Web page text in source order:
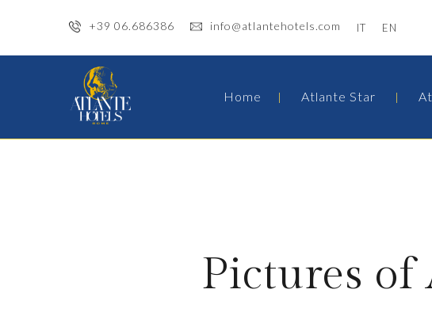
+39 06.686386 info@atlantehotels.com IT EN
Home Atlante Star
Pictures